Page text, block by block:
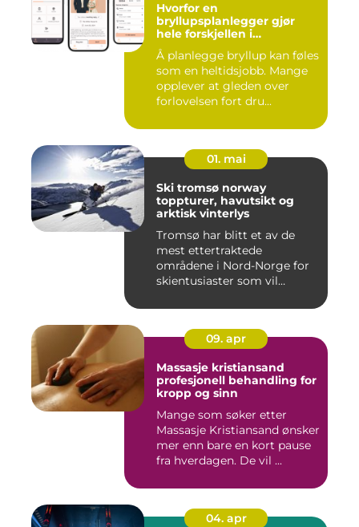
Hvorfor en
bryllupsplanlegger gjør
hele forskjellen i
bryllupsplanleggingen
Å planlegge bryllup kan føles
som en heltidsjobb. Mange
opplever at gleden over
forlovelsen fort dru...
01. mai
Ski tromsø norway
toppturer, havutsikt og
arktisk vinterlys
Tromsø har blitt et av de
mest ettertraktede
områdene i Nord-Norge for
skientusiaster som vil
09. apr
Massasje kristiansand
profesjonell behandling for
kropp og sinn
Mange som søker etter
Massasje Kristiansand ønsker
mer enn bare en kort pause
fra hverdagen. De vil ...
04. apr